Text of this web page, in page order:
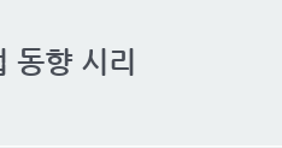
동향 시리